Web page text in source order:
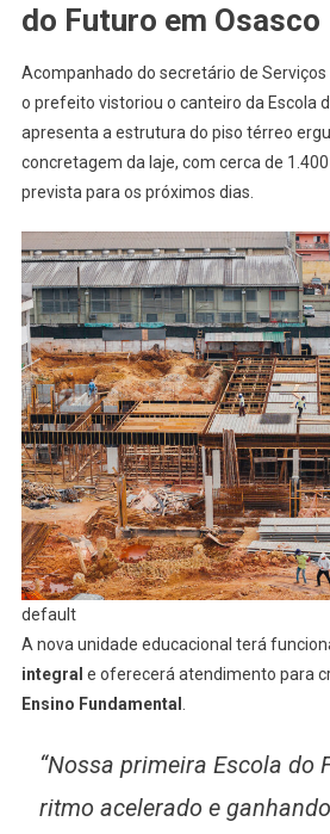
do Futuro em Osasco
Acompanhado do secretário de Serviços
o prefeito vistoriou o canteiro da Escola
apresenta a estrutura do piso térreo
concretagem da laje, com cerca de
prevista para os próximos dias.
default
A nova unidade educacional terá
integral e oferecerá atendimento para
Ensino Fundamental
“Nossa primeira Escola do
ritmo acelerado e